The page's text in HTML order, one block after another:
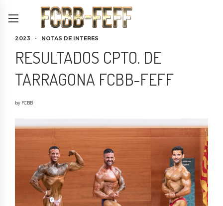
2023 NOTAS DE INTERES
RESULTADOS CPTO. DE
TARRAGONA FCBB-FEFF
by FCBB